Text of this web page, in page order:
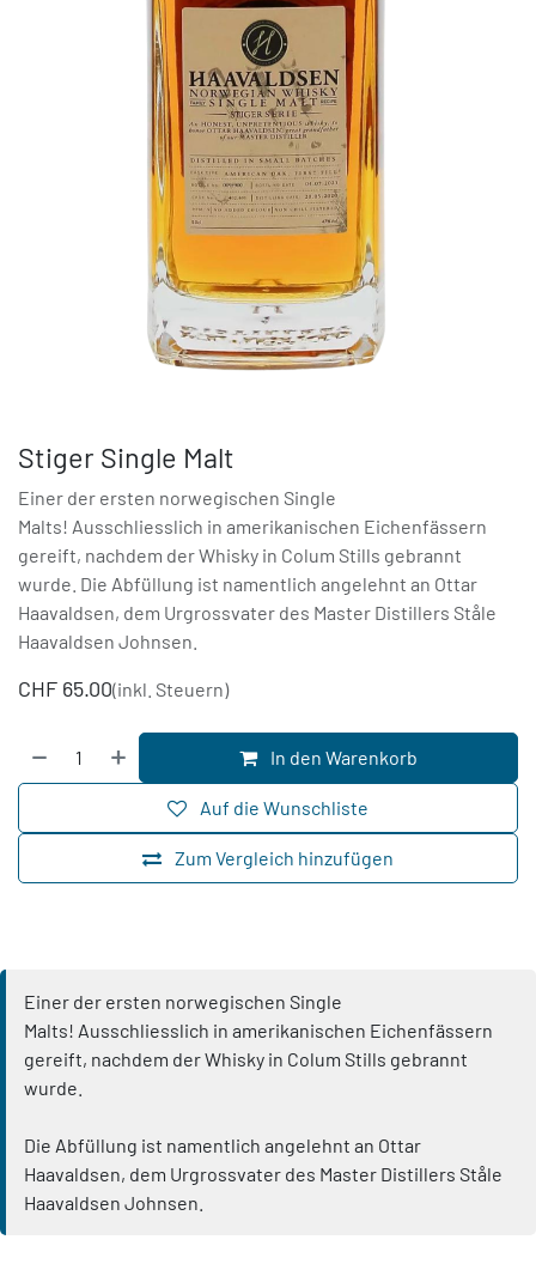
Stiger Single Malt
Einer der ersten norwegischen Single
Malts! Ausschliesslich in amerikanischen Eichenfässern
gereift, nachdem der Whisky in Colum Stills gebrannt
wurde. Die Abfüllung ist namentlich angelehnt an Ottar
Haavaldsen, dem Urgrossvater des Master Distillers Ståle
Haavaldsen Johnsen.
CHF 65.00(inkl. Steuern)
In den Warenkorb
Zum Vergleich hinzufügen
Auf die Wunschliste
Einer der ersten norwegischen Single
Malts! Ausschliesslich in amerikanischen Eichenfässern
gereift, nachdem der Whisky in Colum Stills gebrannt
wurde.
Die Abfüllung ist namentlich angelehnt an Ottar
Haavaldsen, dem Urgrossvater des Master Distillers Ståle
Haavaldsen Johnsen.